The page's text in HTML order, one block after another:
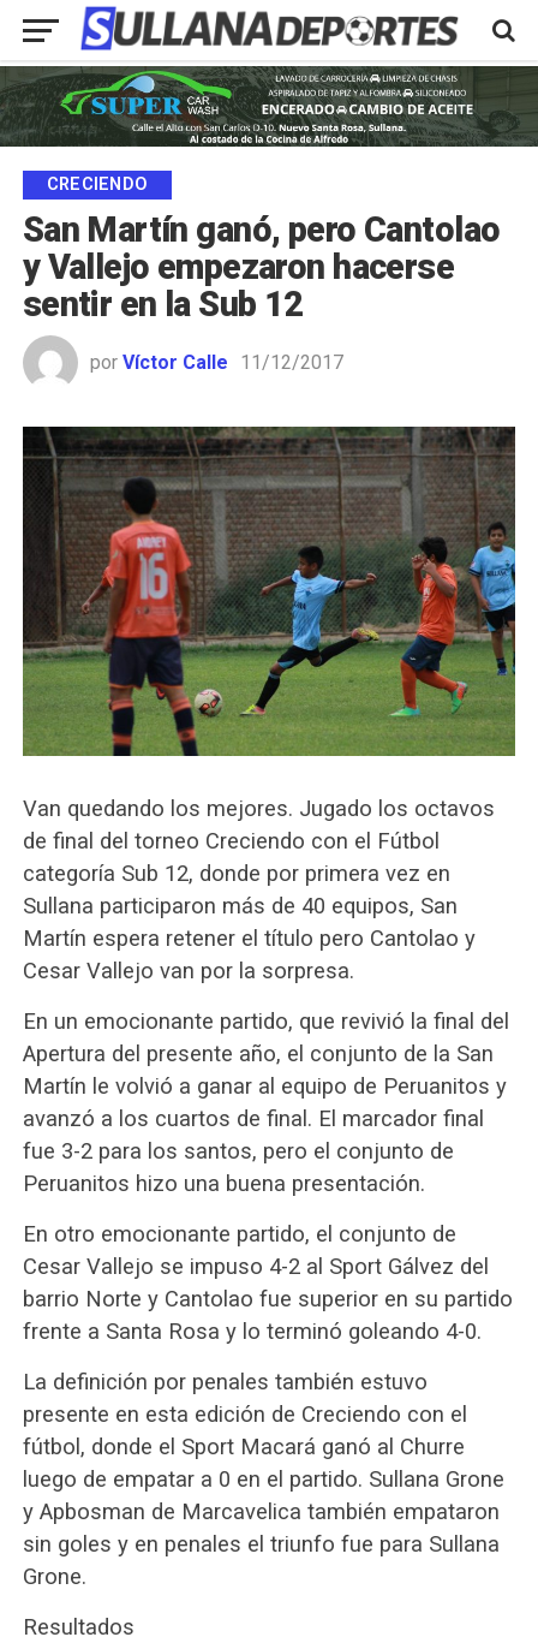
CRECIENDO
San Martín ganó, pero Cantolao
y Vallejo empezaron hacerse
sentir en la Sub 12
por Víctor Calle 11/12/2017
Van quedando los mejores. Jugado los octavos
de final del torneo Creciendo con el Fútbol
categoría Sub 12, donde por primera vez en
Sullana participaron más de 40 equipos, San
Martín espera retener el título pero Cantolao y
Cesar Vallejo van por la sorpresa.
En un emocionante partido, que revivió la final del
Apertura del presente año, el conjunto de la San
Martín le volvió a ganar al equipo de Peruanitos y
avanzó a los cuartos de final. El marcador final
fue 3-2 para los santos, pero el conjunto de
Peruanitos hizo una buena presentación.
En otro emocionante partido, el conjunto de
Cesar Vallejo se impuso 4-2 al Sport Gálvez del
barrio Norte y Cantolao fue superior en su partido
frente a Santa Rosa y lo terminó goleando 4-0.
La definición por penales también estuvo
presente en esta edición de Creciendo con el
fútbol, donde el Sport Macará ganó al Churre
luego de empatar a 0 en el partido. Sullana Grone
y Apbosman de Marcavelica también empataron
sin goles y en penales el triunfo fue para Sullana
Grone.
Resultados